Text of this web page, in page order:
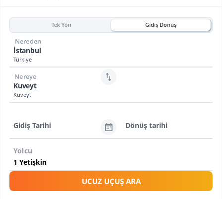
Tek Yön Gidiş Dönüş
İstanbul
Türkiye
Nereden
Kuveyt
Kuveyt
Nereye
Gidiş Tarihi Dönüş tarihi
Yolcu
UCUZ UÇUŞ ARA